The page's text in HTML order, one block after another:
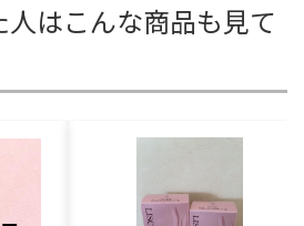
人はこんな商品も見て